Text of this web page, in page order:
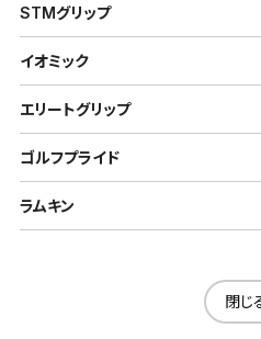
STMグリップ
イオミック
エリートグリップ
ゴルフプライド
ラムキン
閉じ